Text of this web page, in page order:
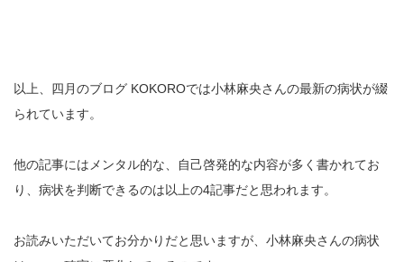
以上、四月のブログ KOKOROでは小林麻央さんの最新の病状が綴
られています。
他の記事にはメンタル的な、自己啓発的な内容が多く書かれてお
り、病状を判断できるのは以上の4記事だと思われます。
お読みいただいてお分かりだと思いますが、小林麻央さんの病状